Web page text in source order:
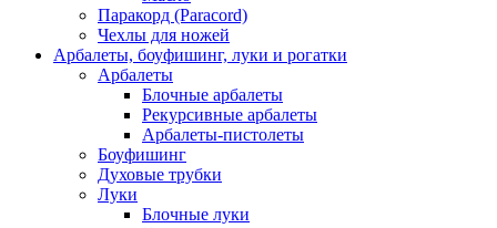
Паракорд (Paracord)
Чехлы для ножей
Арбалеты, боуфишинг, луки и рогатки
Арбалеты
Блочные арбалеты
Рекурсивные арбалеты
Арбалеты-пистолеты
Боуфишинг
Духовые трубки
Луки
Блочные луки